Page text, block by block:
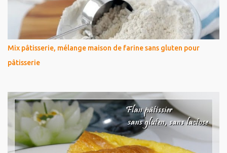
Mix pâtisserie, mélange maison de farine sans gluten pour
pâtisserie